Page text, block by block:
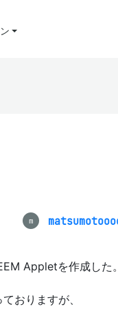
m
Appletを作成した。
おりますが、